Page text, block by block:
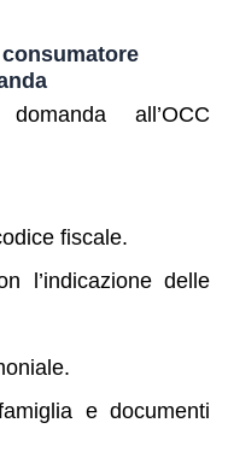
all’OCC
fiscale.
l’indicazione delle
e documenti